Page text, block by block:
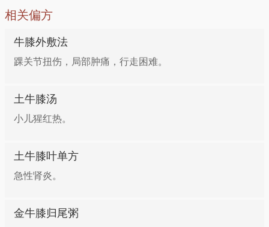
相关偏方
牛膝外敷法
踝关节扭伤，局部肿痛，行走困难。
土牛膝汤
小儿猩红热。
土牛膝叶单方
急性肾炎。
金牛膝归尾粥